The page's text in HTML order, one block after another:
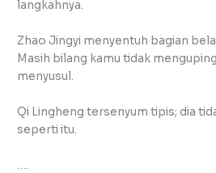
langkahnya.
Zhao Jingyi menyentuh bagian
Masih bilang kamu tidak
menyusul.
Qi Lingheng tersenyum tipis; dia
seperti itu.
….